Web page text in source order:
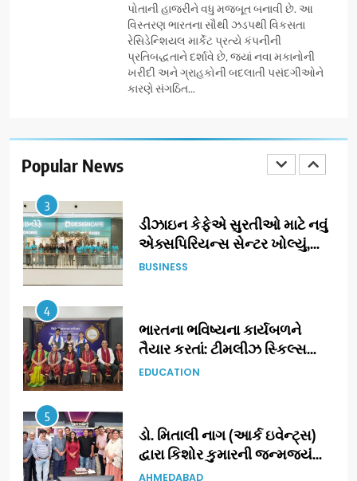
પોતાની હાજરીને વધુ મજબૂત બનાવી છે. આ
વિસ્તરણ ભારતના સૌથી ઝડપથી વિકસતા
રેસિડેન્શિયલ માર્કેટ પ્રત્યે કંપનીની
પ્રતિબદ્ધતાને દર્શાવે છે, જ્યાં નવા મકાનોની
ખરીદી અને ગ્રાહકોની બદલાતી પસંદગીઓને
કારણે સંગઠિત...
Popular News
ગેટ સેટ ગો રિવ્યુ: ગુજરાતી
સિનેમામાં એક્શન અને રોમાંચનો
એક તદ્દન નવો અને અનોખો
અંદાજ
ENTERTAINMENT
ગ્રાન્ડ એન્ટ્રી: સિદ્ધાર્થ રાંદેરિયાની
‘ટોમ એન્ડ ચેરી’ સાથે નવા યુગની
3
ડીઝાઇન કેફેએ સુરતીઓ માટે નવું
એક્સપિરિયન્સ સેન્ટર ખોલ્યું,
ગુજરાતમાં પોતાની હાજરી વધુ
BUSINESS
4
ભારતના ભવિષ્યના કાર્યબળને
તૈયાર કરતાં: ટીમલીઝ સ્કિલ્સ
યુનિવર્સિટીએ 65 સ્નાતકોને ડિગ્રી
EDUCATION
5
ડો. મિતાલી નાગ (આર્ક ઇવેન્ટ્સ)
દ્વારા કિશોર કુમારની જન્મજયંતિ
નિમિત્તે સંગીતમય શ્રદ્ધાંજલિ
AHMEDABAD